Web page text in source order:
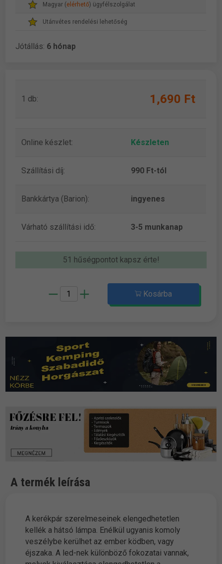
Magyar (elérhető) ügyfélszolgálat
Utánvétes rendelési lehetőség
Jótállás: 6 hónap
1 db: 1,690 Ft
Online készlet: Készleten
Szállítási díj: 990 Ft-tól
Bankkártya (Barion): ingyenes
Várható szállítási idő: 3-5 munkanap
51 hűségpontot kapsz érte!
Kosárba
A termék leírása
A kerékpár szerelmeseinek elengedhetetlen
kellék a hátsó lámpa. Enélkül ugyanis komoly
veszélybe kerülhet az ember ködben, vagy
éjszaka. A led-nek különböző fokozatai vannak,